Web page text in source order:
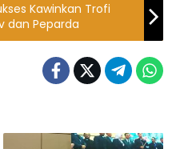
Kawinkan Trofi
dan Peparda